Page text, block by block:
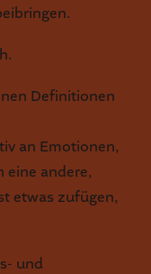
Definitionen
an Emotionen,
eine andere,
etwas zufügen,
und